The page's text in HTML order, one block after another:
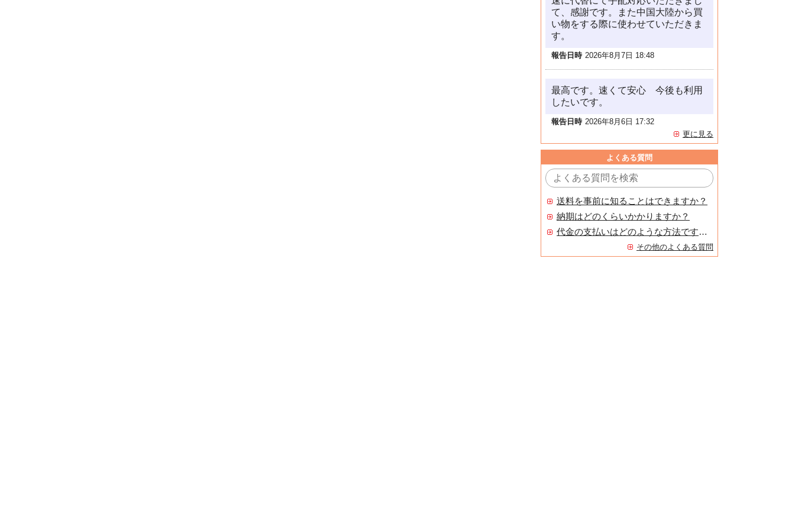
て、感謝です。また中国大陸から買
い物をする際に使わせていただきま
す。
報告日時 2026年8月7日 18:48
最高です。速くて安心 今後も利用
したいです。
報告日時 2026年8月6日 17:32
更に見る
よくある質問
送料を事前に知ることはできますか？
納期はどのくらいかかりますか？
代金の支払いはどのような方法ですか？
その他のよくある質問